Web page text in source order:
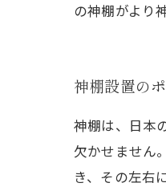
の神棚がより
神棚設置の
神棚は、日本
欠かせません
き、その左右